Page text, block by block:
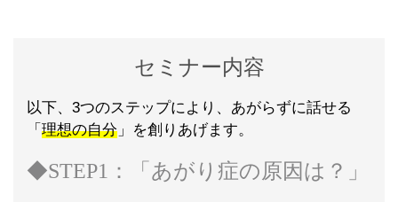
セミナー内容
以下、3つのステップにより、あがらずに話せる
「 理想の自分 」を創りあげます。
◆STEP1：「あがり症の原因は？」